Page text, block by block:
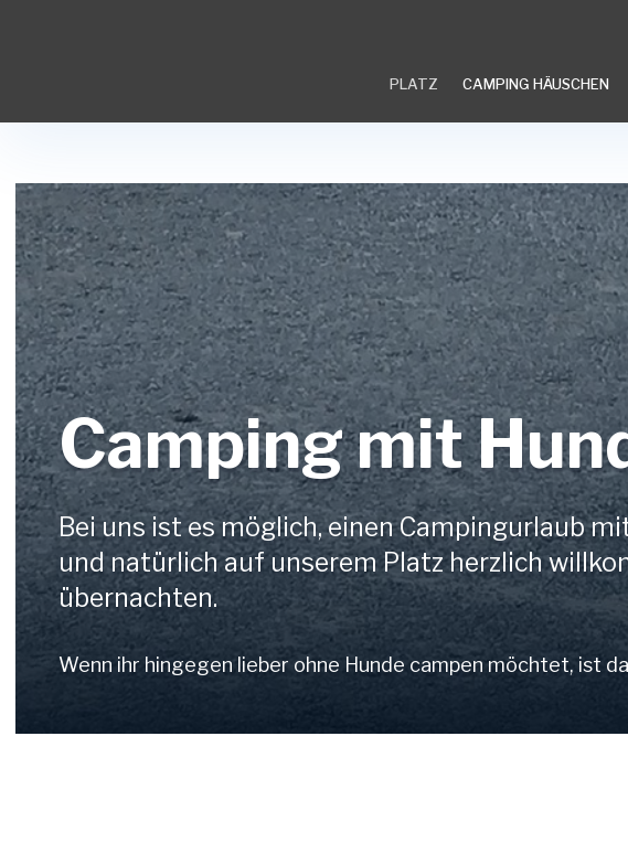
PLATZ CAMPING HÄUSCHEN
​Camping mit
Bei uns ist es möglich, einen Campingurlaub
und natürlich auf unserem Platz herzlich
übernachten.
Wenn ihr hingegen lieber ohne Hunde campen möchtet, ist